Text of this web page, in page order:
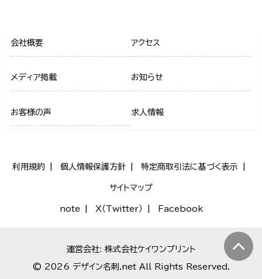
会社概要 アクセス
メディア掲載 お知らせ
お客様の声 求人情報
利用規約 個人情報保護方針 特定商取引法に基づく表示
サイトマップ
note X（Twitter） Facebook
運営会社: 株式会社ケイワンプリント
© 2026 デザイン名刺.net All Rights Reserved.